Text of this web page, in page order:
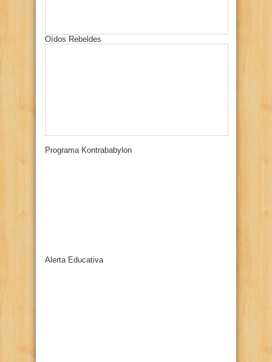
Oídos Rebeldes
Programa Kontrababylon
Alerta Educativa